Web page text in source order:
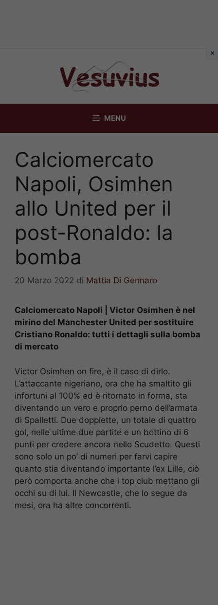
MENU
Calciomercato
Napoli, Osimhen
allo United per il
post-Ronaldo: la
bomba
20 Marzo 2022 di Mattia Di Gennaro
Calciomercato Napoli | Victor Osimhen è nel
mirino del Manchester United per sostituire
Cristiano Ronaldo: tutti i dettagli sulla bomba
di mercato
Victor Osimhen on fire, è il caso di dirlo.
L’attaccante nigeriano, ora che ha smaltito gli
infortuni al 100% ed è ritornato in forma, sta
diventando un vero e proprio perno dell’armata
di Spalletti. Due doppiette, un totale di quattro
gol, nelle ultime due partite e un bottino di 6
punti per credere ancora nello Scudetto. Questi
sono solo un po’ di numeri per farvi capire
quanto stia diventando importante l’ex Lille, ciò
però comporta anche che i top club mettano gli
occhi su di lui. Il Newcastle, che lo segue da
mesi, ora ha altre concorrenti.